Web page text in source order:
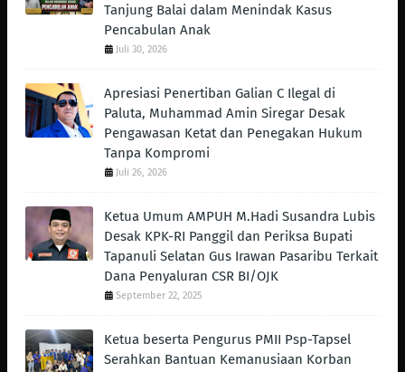
Tanjung Balai dalam Menindak Kasus
Pencabulan Anak
Juli 30, 2026
Apresiasi Penertiban Galian C Ilegal di
Paluta, Muhammad Amin Siregar Desak
Pengawasan Ketat dan Penegakan Hukum
Tanpa Kompromi
Juli 26, 2026
Ketua Umum AMPUH M.Hadi Susandra Lubis
Desak KPK-RI Panggil dan Periksa Bupati
Tapanuli Selatan Gus Irawan Pasaribu Terkait
Dana Penyaluran CSR BI/OJK
September 22, 2025
Ketua beserta Pengurus PMII Psp-Tapsel
Serahkan Bantuan Kemanusiaan Korban